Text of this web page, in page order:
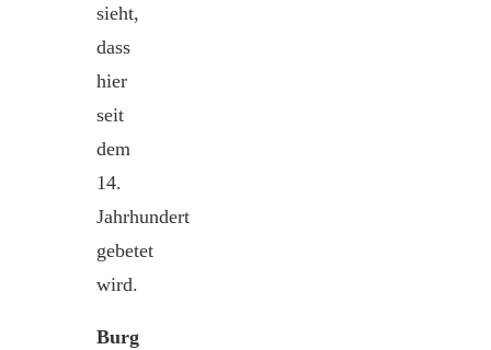
sieht,
dass
hier
seit
dem
14.
Jahrhundert
gebetet
wird.
Burg